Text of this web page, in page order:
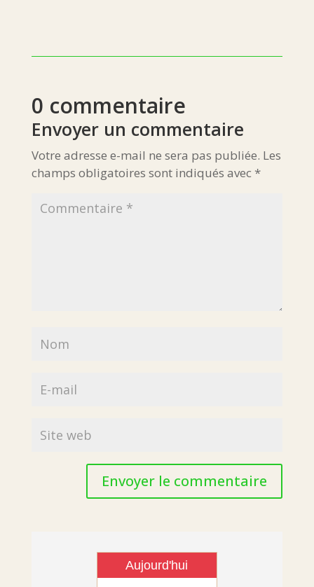
0 commentaire
Envoyer un commentaire
Votre adresse e-mail ne sera pas publiée. Les
champs obligatoires sont indiqués avec *
Envoyer le commentaire
Aujourd'hui